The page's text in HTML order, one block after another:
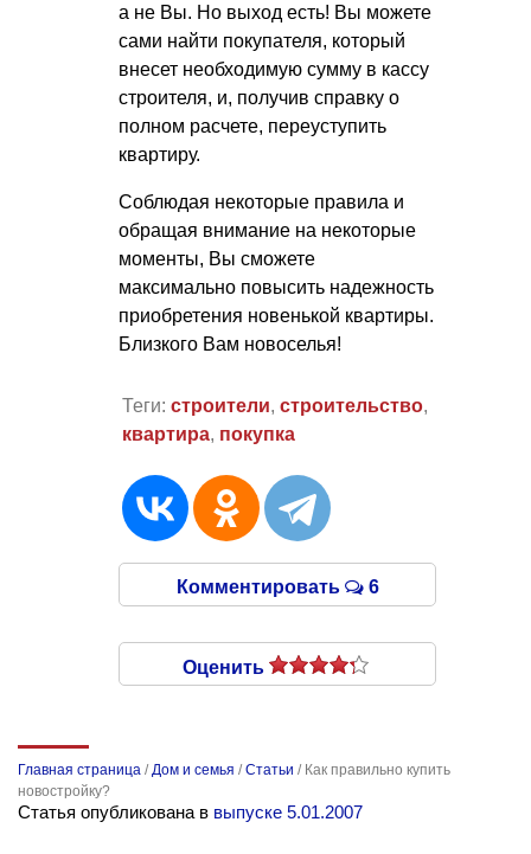
а не Вы. Но выход есть! Вы можете
сами найти покупателя, который
внесет необходимую сумму в кассу
строителя, и, получив справку о
полном расчете, переуступить
квартиру.
Соблюдая некоторые правила и
обращая внимание на некоторые
моменты, Вы сможете
максимально повысить надежность
приобретения новенькой квартиры.
Близкого Вам новоселья!
Теги: строители, строительство,
квартира, покупка
Комментировать 6
Оценить
Главная страница /Дом и семья /Статьи / Как правильно купить
новостройку?
Статья опубликована в выпуске 5.01.2007